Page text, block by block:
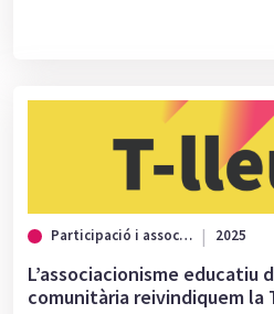
Participació i associacionisme 2025
L’associacionisme educatiu
comunitària reivindiquem la